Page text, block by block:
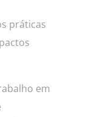
práticas
em